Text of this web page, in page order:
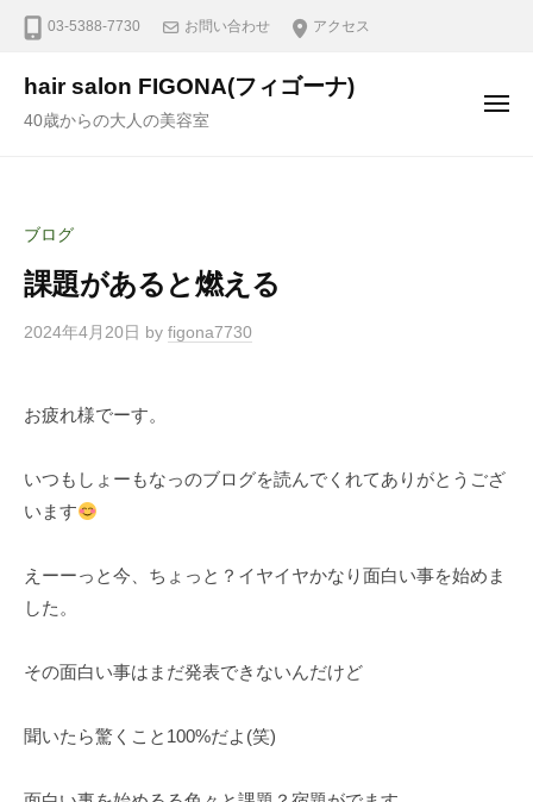
03-5388-7730 お問い合わせ アクセス
hair salon FIGONA(フィゴーナ)
40歳からの大人の美容室
ブログ
課題があると燃える
2024年4月20日 by figona7730
お疲れ様でーす。
いつもしょーもなっのブログを読んでくれてありがとうござ
います
えーーっと今、ちょっと？イヤイヤかなり面白い事を始めま
した。
その面白い事はまだ発表できないんだけど
聞いたら驚くこと100%だよ(笑)